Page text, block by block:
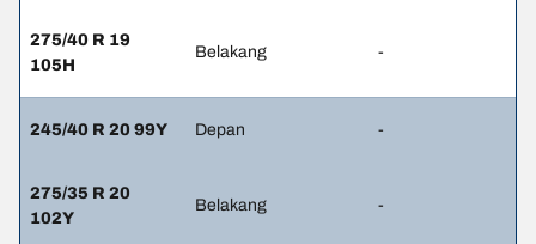
275/40 R 19
105H
Belakang -
245/40 R 20 99Y Depan -
275/35 R 20
102Y
Belakang -